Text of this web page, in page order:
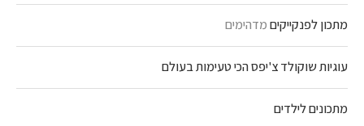
מתכון לפנקייקיםמדהימים
עוגיות שוקולד צ'יפס הכי טעימות בעולם
מתכונים לילדים